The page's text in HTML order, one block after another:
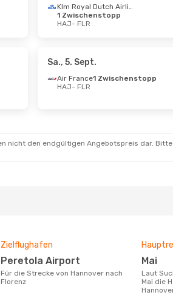
Klm Royal Dutch Airlines
Klm Royal Dutch Airlines
Klm Royal Dutch Airlines
1 Zwischenstopp
HAJ- FLR
Sa., 5. Sept.
Air France1 Zwischenstopp
HAJ- FLR
nicht den endgültigen Angebotspreis dar.
Zielflughafen
Peretola Airport
Für die Strecke von Hannover nach
Florenz
Mai
Laut Suchanfragen unserer Kunden ist
Mai die